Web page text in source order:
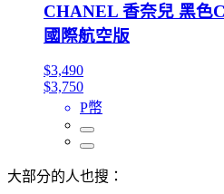
CHANEL 香奈兒 黑色
國際航空版
$3,490
$3,750
P幣
大部分的人也搜：